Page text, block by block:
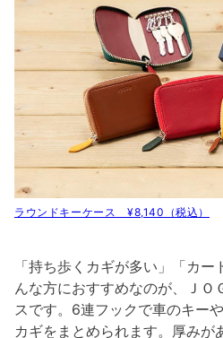
ラウンドキーケース ¥8,140（税込）
「持ち歩くカギが多い」「カ
んな方におすすめなのが、ＪＯ
スです。6連フックで車のキー
カギをまとめられます。厚みが